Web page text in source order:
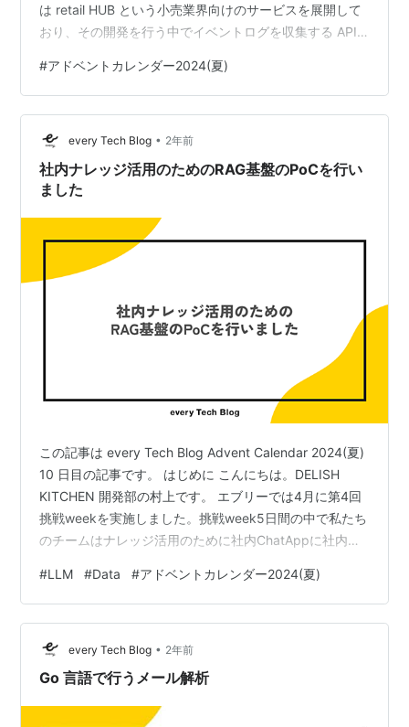
は retail HUB という小売業界向けのサービスを展開して
おり、その開発を行う中でイベントログを収集する API
の点にフォーカスして詳細をお伝えできればと思いま
す。 イベントログを収集する API の概観 クライアントか
らのイベントログを API Gateway で作成した API で受
け、Amazon Data Fireho…
#アドベントカレンダー2024(夏)
every Tech Blog • 2年前
社内ナレッジ活用のためのRAG基盤のPoCを行い
ました
この記事は every Tech Blog Advent Calendar 2024(夏)
10 日目の記事です。 はじめに こんにちは。DELISH
KITCHEN 開発部の村上です。 エブリーでは4月に第4回
挑戦weekを実施しました。挑戦week5日間の中で私たち
のチームはナレッジ活用のために社内ChatAppに社内ド
ました。今回はその中でRAG基盤のPoCを行ったので、
その取り組みについて紹介します。 挑戦weekについては
これらの記事で初回の取り組みの様子やCTOの挑戦week
に対する考えが知れるのでぜひ読んでみてください。
http…
#LLM #Data #アドベントカレンダー2024(夏)
every Tech Blog • 2年前
Go 言語で行うメール解析